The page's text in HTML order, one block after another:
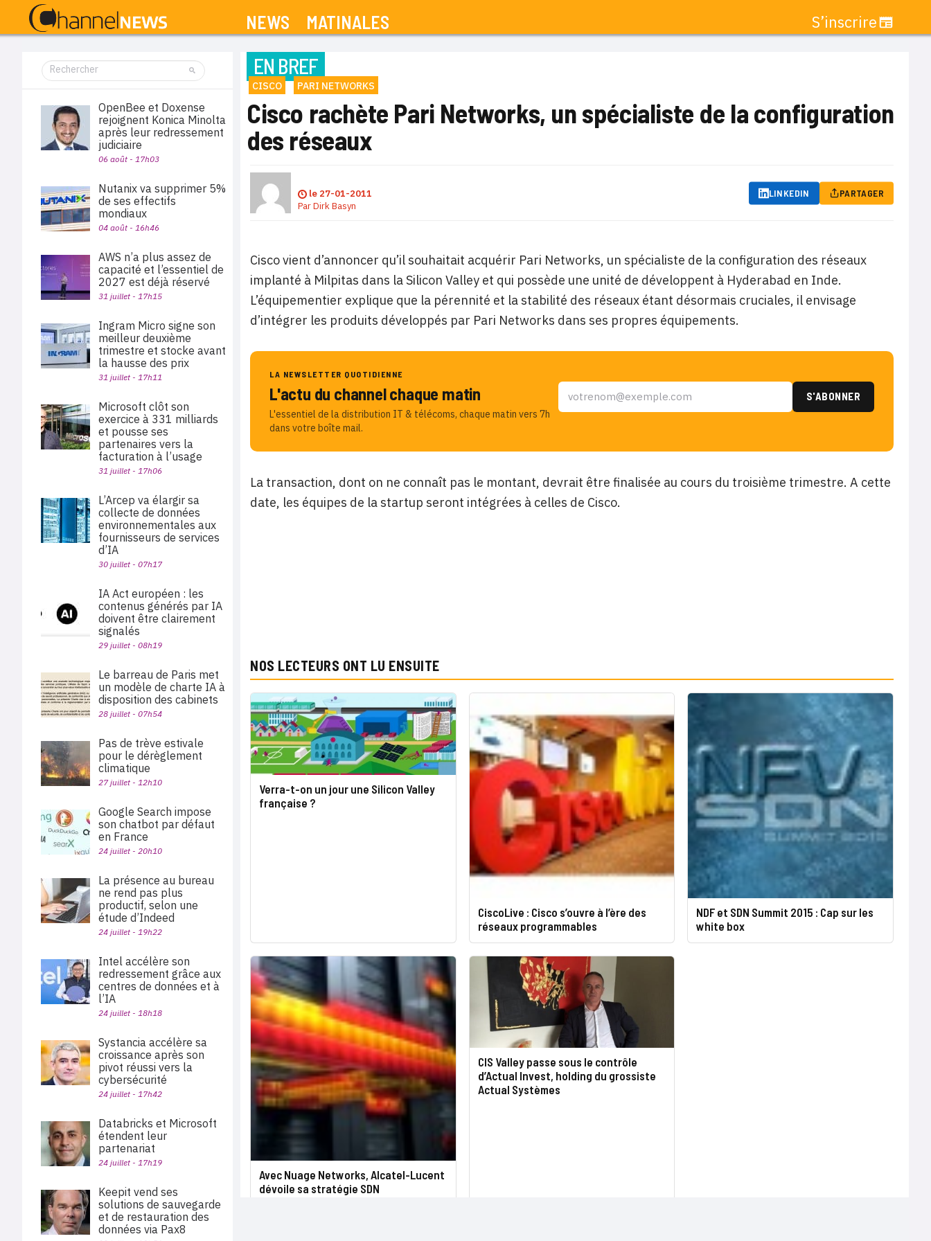
NEWS MATINALES S’inscrire
EN BREF
CISCO PARI NETWORKS
Cisco rachète Pari Networks, un spécialiste de la configuration
des réseaux
le 27-01-2011
ParDirk Basyn
LINKEDIN PARTAGER
Cisco vient d’annoncer qu’il souhaitait acquérir Pari Networks, un spécialiste de la configuration des réseaux
implanté à Milpitas dans la Silicon Valley et qui possède une unité de développent à Hyderabad en Inde.
L’équipementier explique que la pérennité et la stabilité des réseaux étant désormais cruciales, il envisage
d’intégrer les produits développés par Pari Networks dans ses propres équipements.
LA NEWSLETTER QUOTIDIENNE
L'actu du channel chaque matin
L'essentiel de la distribution IT & télécoms, chaque matin vers 7h
dans votre boîte mail.
La transaction, dont on ne connaît pas le montant, devrait être finalisée au cours du troisième trimestre. A cette
date, les équipes de la startup seront intégrées à celles de Cisco.
NOS LECTEURS ONT LU ENSUITE
Verra-t-on un jour une Silicon Valley
française ?
CiscoLive : Cisco s’ouvre à l’ère des
réseaux programmables
NDF et SDN Summit 2015 : Cap sur les
white box
Avec Nuage Networks, Alcatel-Lucent
dévoile sa stratégie SDN
CIS Valley passe sous le contrôle
d’Actual Invest, holding du grossiste
Actual Systèmes
OpenBee et Doxense
rejoignent Konica Minolta
après leur redressement
judiciaire
06 août - 17h03
Nutanix va supprimer 5%
de ses effectifs
mondiaux
04 août - 16h46
AWS n’a plus assez de
capacité et l’essentiel de
2027 est déjà réservé
31 juillet - 17h15
Ingram Micro signe son
meilleur deuxième
trimestre et stocke avant
la hausse des prix
31 juillet - 17h11
Microsoft clôt son
exercice à 331 milliards
et pousse ses
partenaires vers la
facturation à l’usage
31 juillet - 17h06
L’Arcep va élargir sa
collecte de données
environnementales aux
fournisseurs de services
d’IA
30 juillet - 07h17
IA Act européen : les
contenus générés par IA
doivent être clairement
signalés
29 juillet - 08h19
Le barreau de Paris met
un modèle de charte IA à
disposition des cabinets
28 juillet - 07h54
Pas de trève estivale
pour le dérèglement
climatique
27 juillet - 12h10
Google Search impose
son chatbot par défaut
en France
24 juillet - 20h10
La présence au bureau
ne rend pas plus
productif, selon une
étude d’Indeed
24 juillet - 19h22
Intel accélère son
redressement grâce aux
centres de données et à
l’IA
24 juillet - 18h18
Systancia accélère sa
croissance après son
pivot réussi vers la
cybersécurité
24 juillet - 17h42
Databricks et Microsoft
étendent leur
partenariat
24 juillet - 17h19
Keepit vend ses
solutions de sauvegarde
et de restauration des
données via Pax8